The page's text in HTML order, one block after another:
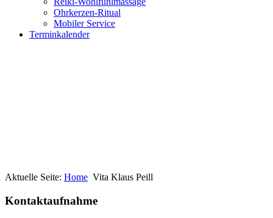
Ohrkerzen-Ritual
Mobiler Service
Terminkalender
Aktuelle Seite: Home Vita Klaus Peill
Kontaktaufnahme